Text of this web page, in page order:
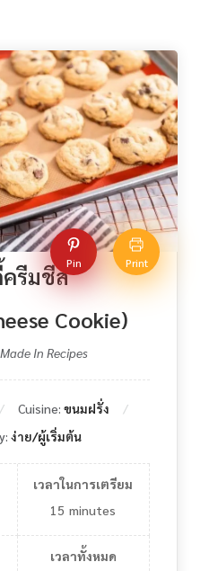
Pin Print
รีมชีส
Cookie)
In Recipes
Cuisine:ขนมฝรั่ง
ง่าย/ผู้เริ่มต้น
เวลาในการเตรียม
15 minutes
เวลาทั้งหมด